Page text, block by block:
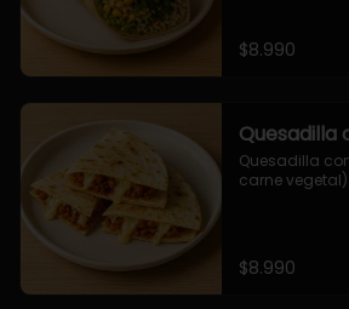
$8.990
Quesadilla
Quesadilla
carne
$8.990